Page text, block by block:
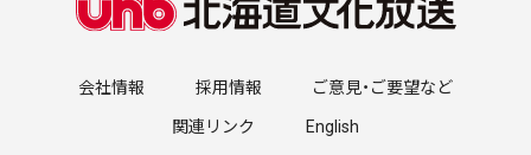
会社情報 採用情報 ご意見・ご要望など
関連リンク English